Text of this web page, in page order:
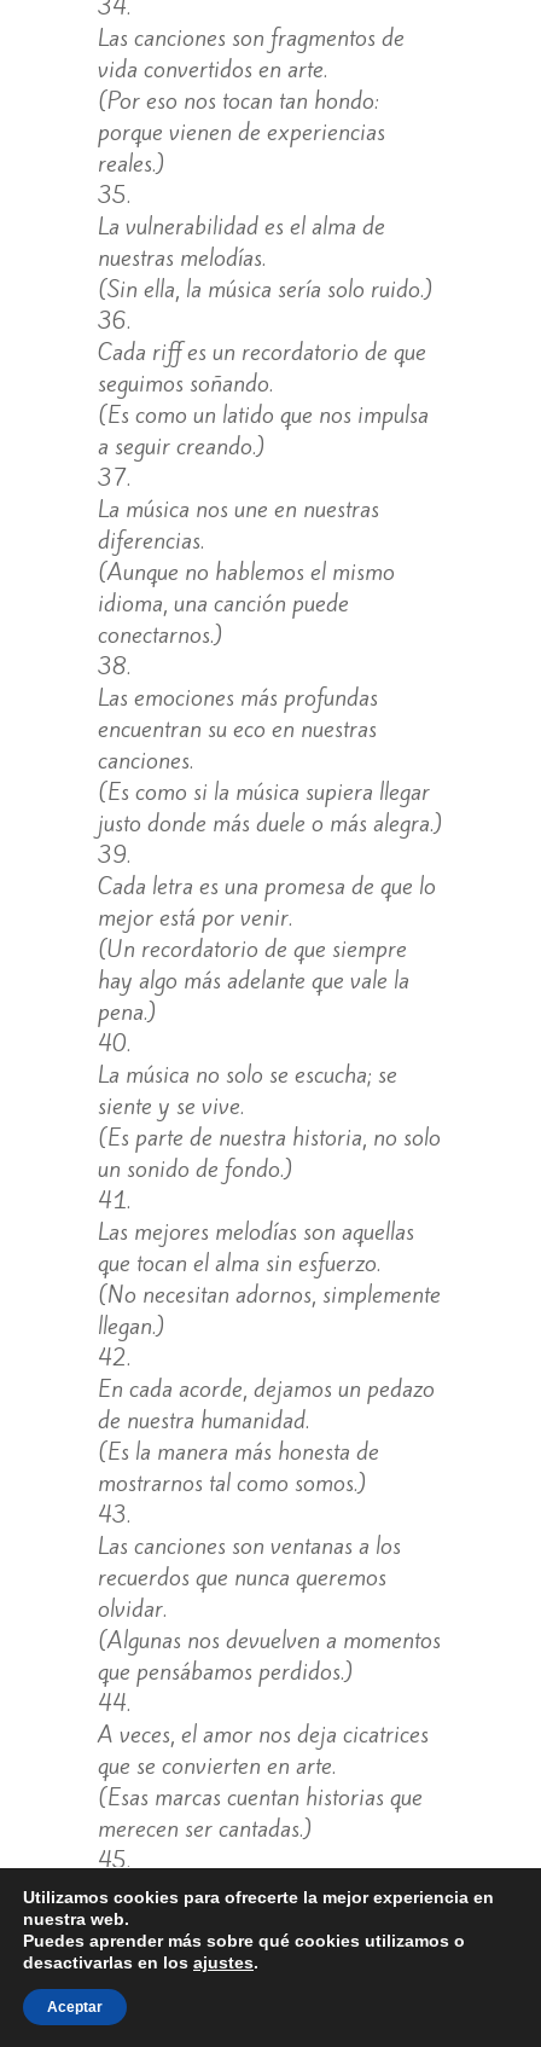
Las canciones son fragmentos de
vida convertidos en arte.
(Por eso nos tocan tan hondo:
porque vienen de experiencias
reales.)
La vulnerabilidad es el alma de
nuestras melodías.
(Sin ella, la música sería solo ruido.)
Cada riff es un recordatorio de que
seguimos soñando.
(Es como un latido que nos impulsa
a seguir creando.)
La música nos une en nuestras
diferencias.
(Aunque no hablemos el mismo
idioma, una canción puede
conectarnos.)
Las emociones más profundas
encuentran su eco en nuestras
canciones.
(Es como si la música supiera llegar
justo donde más duele o más alegra.)
Cada letra es una promesa de que lo
mejor está por venir.
(Un recordatorio de que siempre
hay algo más adelante que vale la
pena.)
La música no solo se escucha; se
siente y se vive.
(Es parte de nuestra historia, no solo
un sonido de fondo.)
Las mejores melodías son aquellas
que tocan el alma sin esfuerzo.
(No necesitan adornos, simplemente
llegan.)
En cada acorde, dejamos un pedazo
de nuestra humanidad.
(Es la manera más honesta de
mostrarnos tal como somos.)
Las canciones son ventanas a los
recuerdos que nunca queremos
olvidar.
(Algunas nos devuelven a momentos
que pensábamos perdidos.)
A veces, el amor nos deja cicatrices
que se convierten en arte.
(Esas marcas cuentan historias que
merecen ser cantadas.)
La música nos conecta con quienes
fuimos y con quienes queremos ser.
(Es un puente entre nuestro pasado
y nuestro futuro.)
Utilizamos cookies para ofrecerte la mejor experiencia en
nuestra web.
Puedes aprender más sobre qué cookies utilizamos o
desactivarlas en los ajustes.
Aceptar